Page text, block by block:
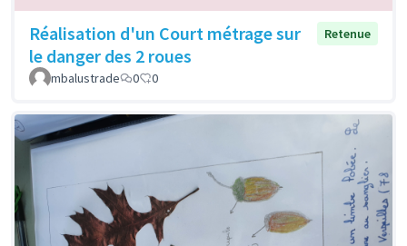
Réalisation d'un Court métrage sur
le danger des 2 roues
Retenue
mbalustrade 0 0